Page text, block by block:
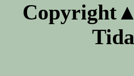
Copyright▲